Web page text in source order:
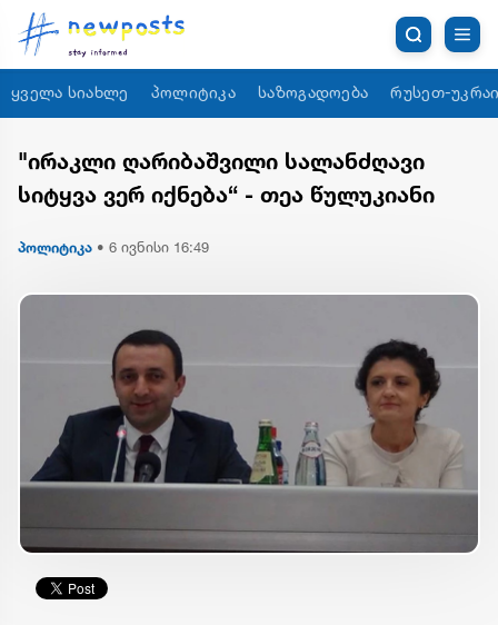
ყველა სიახლე პოლიტიკა საზოგადოება რუსეთ-
"ირაკლი ღარიბაშვილი სალანძღავი
სიტყვა ვერ იქნება“ - თეა წულუკიანი
პოლიტიკა • 6 ივნისი 16:49